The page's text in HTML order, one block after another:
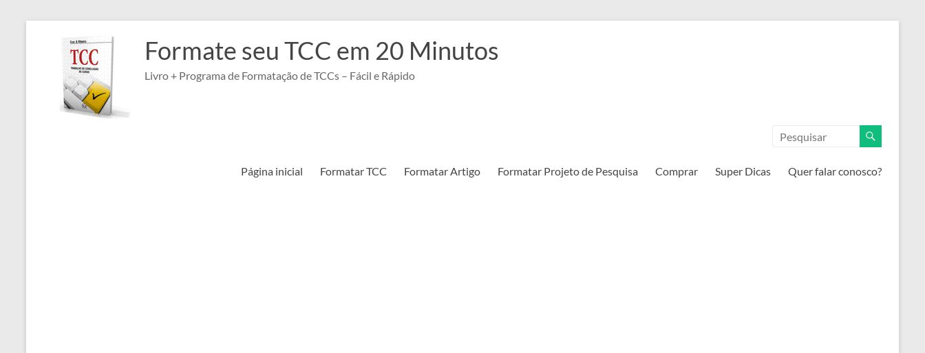
conteúdo
Formate seu TCC em 20 Minutos
Livro + Programa de Formatação de TCCs – Fácil e Rápido
Página inicial Formatar TCC Formatar Artigo Formatar Projeto de Pesquisa Comprar Super Dicas Quer falar conosco?